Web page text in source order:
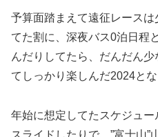
予算面踏まえて遠征レース
てた割に、深夜バス0泊日程
んだりしてたら、だんだん
てしっかり楽しんだ2024とな
年始に想定してたスケジュ
スライドしたりで、”富士山